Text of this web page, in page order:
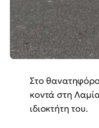
Στο
κοντά στη
ιδιοκτήτη του.